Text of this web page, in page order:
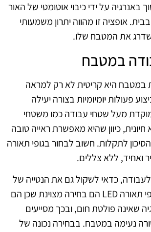
באנרגיה על ידי כיבוי אוטומטי של האור
אופציה זו מהווה יתרון משמעותי
את המטבח שלו.
במטבח
במטבח היא קריטית לא רק למראה
פעולות יומיומיות בצורה יעילה
מעל שטחי עבודה כמו משטחי
חיונית, כיוון שהיא מאפשרת ראייה טובה
לתקלות. חשוב לבחור בגופי תאורה
ואחיד, ללא צללים.
כדאי לשקול גם את הנטייה של
האור לייצר חום. גופי תאורה LED הם בחירה מצוינת שכן הם
שאינה פולטת חום, ובכך מסייעים
נעימה במטבח. בבחירה נכונה של